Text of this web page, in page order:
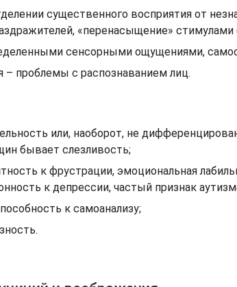
существенного восприятия от
«перенасыщение»
сенсорными ощущениями,
– проблемы с распознаванием лиц.
или, наоборот, не
бывает слезливость;
к фрустрации, эмоциональная
к депрессии, частый признак
к самоанализу;